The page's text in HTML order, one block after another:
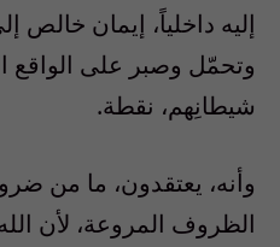
إليه داخلياً، إيمان
وتحمّل وصبر على الواقع
شيطانِهم، نقطة.
وأنه، يعتقدون، ما من
الظروف المروعة، لأن